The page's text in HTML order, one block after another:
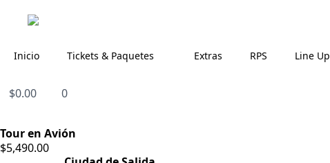
Inicio Tickets & Paquetes Extras RPS Line Up
$0.00 0
Tour en Avión
$5,490.00